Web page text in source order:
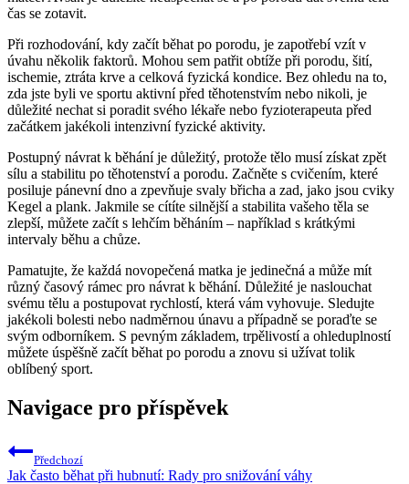
čas se zotavit.
Při rozhodování, kdy začít běhat po porodu, je zapotřebí vzít v
úvahu několik faktorů. Mohou sem patřit obtíže při porodu, šití,
ischemie, ztráta krve a celková fyzická kondice. Bez ohledu na to,
zda jste byli ve sportu aktivní před těhotenstvím nebo nikoli, je
důležité nechat si poradit svého lékaře nebo fyzioterapeuta před
začátkem jakékoli intenzivní fyzické aktivity.
Postupný návrat k běhání je důležitý, protože tělo musí získat zpět
sílu a stabilitu po těhotenství a porodu. Začněte s cvičením, které
posiluje pánevní dno a zpevňuje svaly břicha a zad, jako jsou cviky
Kegel a plank. Jakmile se cítíte silnější a stabilita vašeho těla se
zlepší, můžete začít s lehčím běháním – například s krátkými
intervaly běhu a chůze.
Pamatujte, že každá novopečená matka je jedinečná a může mít
různý časový rámec pro návrat k běhání. Důležité je naslouchat
svému tělu a postupovat rychlostí, která vám vyhovuje. Sledujte
jakékoli bolesti nebo nadměrnou únavu a případně se poraďte se
svým odborníkem. S pevným základem, trpělivostí a ohleduplností
můžete úspěšně začít běhat po porodu a znovu si užívat tolik
oblíbený sport.
Navigace pro příspěvek
Předchozí
Jak často běhat při hubnutí: Rady pro snižování váhy